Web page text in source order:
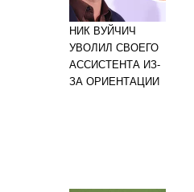
НИК ВУЙЧИЧ
УВОЛИЛ СВОЕГО
АССИСТЕНТА ИЗ-
ЗА ОРИЕНТАЦИИ